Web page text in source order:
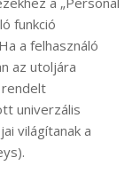
funkció
a felhasználó
az utoljára
rendelt
univerzális
világítanak a